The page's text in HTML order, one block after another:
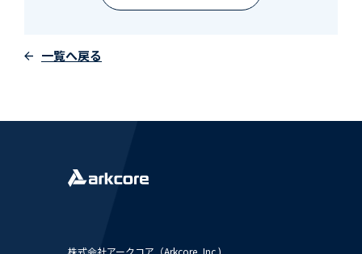
一覧へ戻る